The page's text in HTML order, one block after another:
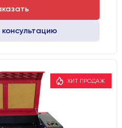
консультацию
ХИТ ПРОДАЖ